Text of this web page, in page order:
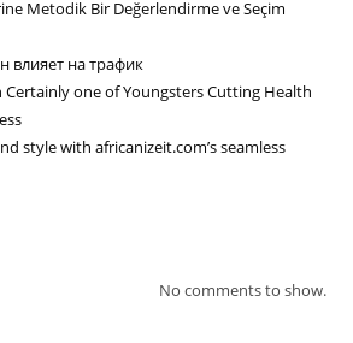
Metodik Bir Değerlendirme ve Seçim
влияет на трафик
one of Youngsters Cutting Health
style with africanizeit.com’s seamless
No comments to show.